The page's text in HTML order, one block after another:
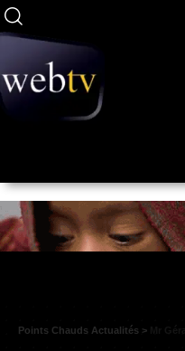
Points Chauds Actualités >